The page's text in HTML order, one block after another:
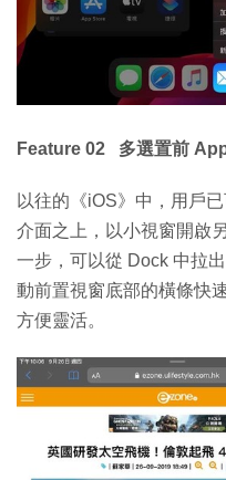
Feature 02 多選置前
以往的《iOS》中，用戶
介面之上，以小視窗開啟
一步，可以從 Dock 中拉
動前置視窗底部的橫條快
方便靈活。